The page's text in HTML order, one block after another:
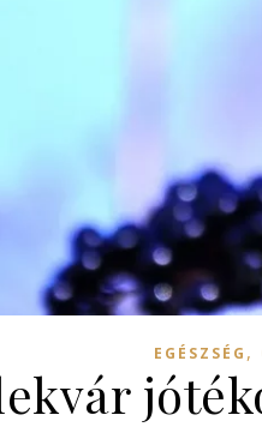
EGÉSZSÉG ,